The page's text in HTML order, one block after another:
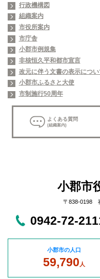
行政機構図
組織案内
市役所案内
市庁舎
小郡市例規集
非核恒久平和都市宣言
改元に伴う文書の表示につい
小郡市ふるさと大使
市制施行50周年
よくある質問
(組織案内)
小郡市
〒838-0198
0942-72-
小郡市の人口
59,790 人